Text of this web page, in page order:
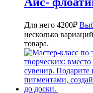
Для него 4200₽
несколько
товара.